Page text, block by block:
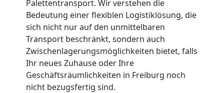
Palettentransport. Wir verstehen die
Bedeutung einer flexiblen Logistiklösung, die
sich nicht nur auf den unmittelbaren
Transport beschränkt, sondern auch
Zwischenlagerungsmöglichkeiten bietet, falls
Ihr neues Zuhause oder Ihre
Geschäftsräumlichkeiten in Freiburg noch
nicht bezugsfertig sind.
Umzug
Nationaler